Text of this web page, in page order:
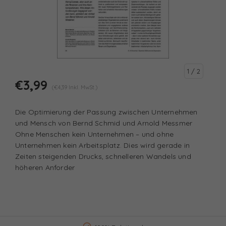
1 / 2
€3,99 (€4,39 Inkl. MwSt.)
Die Optimierung der Passung zwischen Unternehmen
und Mensch von Bernd Schmid und Arnold Messmer
Ohne Menschen kein Unternehmen – und ohne
Unternehmen kein Arbeitsplatz. Dies wird gerade in
Zeiten steigenden Drucks, schnelleren Wandels und
höheren Anforder